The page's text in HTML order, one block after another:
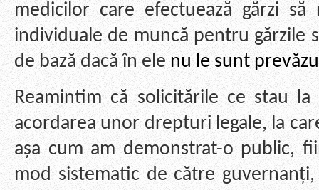
medicilor care efectuează gărzi să
individuale de muncă pentru gărzile
de bază dacă în elenu le sunt
Reamintim că solicitările ce stau
acordarea unor drepturi legale, la
așa cum am demonstrat-o public,
mod sistematic de către